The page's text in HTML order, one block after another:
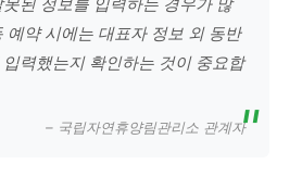
예약 시에는 대표자 정보 외 동반
력했는지 확인하는 것이 중요합
– 국립자연휴양림관리소 관계자